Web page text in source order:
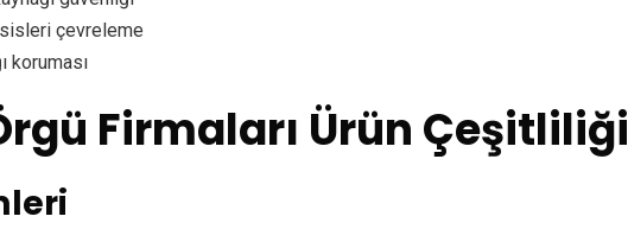
çevreleme
koruması
Firmaları Ürün Çeşitliliği